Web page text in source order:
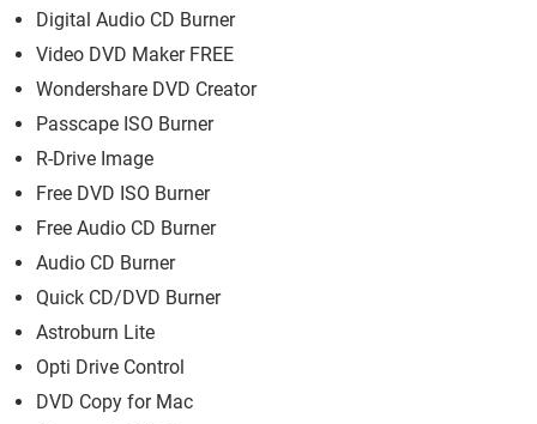
Digital Audio CD Burner
Video DVD Maker FREE
Wondershare DVD Creator
Passcape ISO Burner
R-Drive Image
Free DVD ISO Burner
Free Audio CD Burner
Audio CD Burner
Quick CD/DVD Burner
Astroburn Lite
Opti Drive Control
DVD Copy for Mac